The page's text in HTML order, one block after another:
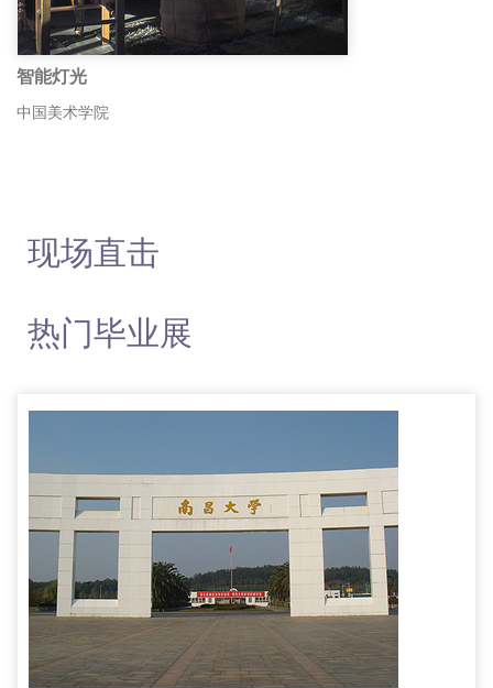
智能灯光
中国美术学院
现场直击
热门毕业展